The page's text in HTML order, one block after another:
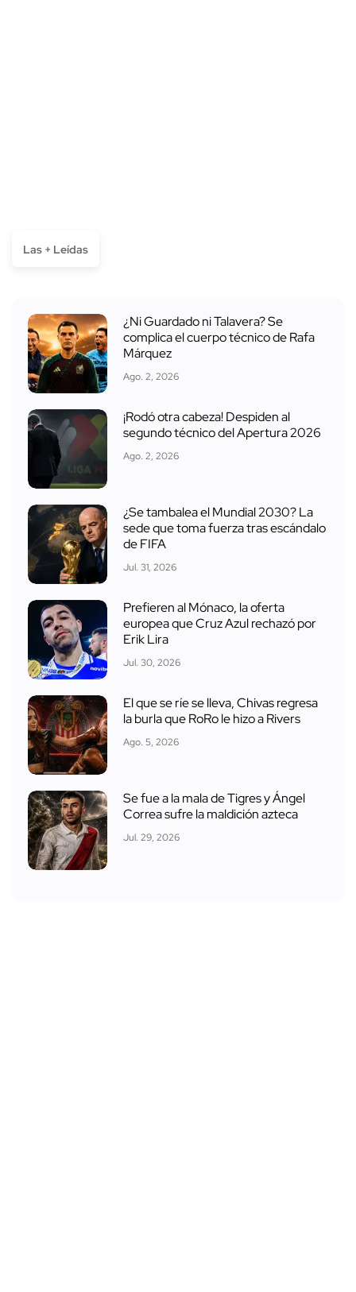
Las + Leídas
¿Ni Guardado ni Talavera? Se
complica el cuerpo técnico de Rafa
Márquez
Ago. 2, 2026
¡Rodó otra cabeza! Despiden al
segundo técnico del Apertura 2026
Ago. 2, 2026
¿Se tambalea el Mundial 2030? La
sede que toma fuerza tras escándalo
de FIFA
Jul. 31, 2026
Prefieren al Mónaco, la oferta
europea que Cruz Azul rechazó por
Erik Lira
Jul. 30, 2026
El que se ríe se lleva, Chivas regresa
la burla que RoRo le hizo a Rivers
Ago. 5, 2026
Se fue a la mala de Tigres y Ángel
Correa sufre la maldición azteca
Jul. 29, 2026